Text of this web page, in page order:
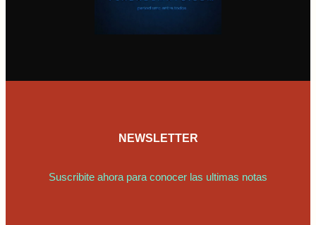
NEWSLETTER
Suscribite ahora para conocer las ultimas notas